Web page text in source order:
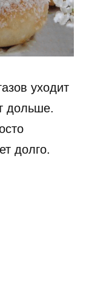
уходит
дольше.
долго.